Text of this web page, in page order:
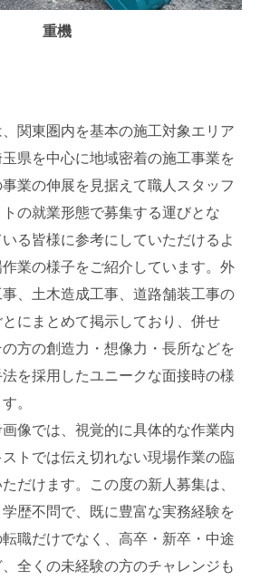
重機
関東圏内を基本の施工対象エリア
県を中心に地域密着の施工事業を
業の伸展を見据えて職人スタッフ
の就業形態で募集する運びとな
る皆様に参考にしていただけるよ
業の様子をご紹介しています。外
、土木造成工事、道路舗装工事の
にまとめて掲示しており、併せ
方の創造力・想像力・長所などを
を採用したユニークな面接時の様
。
像では、視覚的に具体的な作業内
トでは伝え切れない現場作業の臨
だけます。この度の新人募集は、
歴不問で、既に豊富な実務経験を
職だけでなく、高卒・新卒・中途
全くの未経験の方のチャレンジも